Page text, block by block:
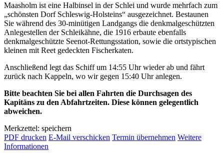
Maasholm ist eine Halbinsel in der Schlei und wurde mehrfach zum
„schönsten Dorf Schleswig-Holsteins“ ausgezeichnet. Bestaunen
Sie während des 30-minütigen Landgangs die denkmalgeschützten
Anlegestellen der Schleikähne, die 1916 erbaute ebenfalls
denkmalgeschützte Seenot-Rettungsstation, sowie die ortstypischen
kleinen mit Reet gedeckten Fischerkaten.
Anschließend legt das Schiff um 14:55 Uhr wieder ab und fährt
zurück nach Kappeln, wo wir gegen 15:40 Uhr anlegen.
Bitte beachten Sie bei allen Fahrten die Durchsagen des
Kapitäns zu den Abfahrtzeiten. Diese können gelegentlich
abweichen.
Merkzettel: speichern
PDF drucken E-Mail verschicken Termin übernehmen Weitere
Informationen